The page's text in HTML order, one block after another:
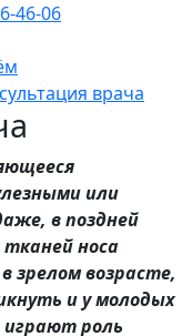
46-06
врача
или
в поздней
носа
зрелом возрасте,
и у молодых
играют роль